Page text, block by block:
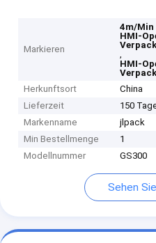
Markieren
4m/Min
HMI-
,
HMI-
Herkunftsort
China
Lieferzeit
150
Markenname
jlpack
Min Bestellmenge
1
Modellnummer
GS300
Sehen